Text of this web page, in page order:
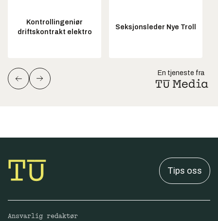
Kontrollingeniør
driftskontrakt elektro
Seksjonsleder Nye Troll
En tjeneste fra
Tips oss
Ansvarlig redaktør